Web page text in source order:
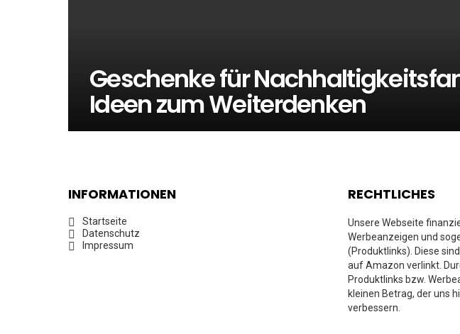
Geschenke für
Ideen zum Weiterdenken
INFORMATIONEN
Startseite
Datenschutz
Impressum
RECHTLICHES
Unsere Webseite
Werbeanzeigen und
(Produktlinks). Diese
auf Amazon verlinkt.
Produktlinks bzw.
kleinen Betrag, der uns
verbessern.